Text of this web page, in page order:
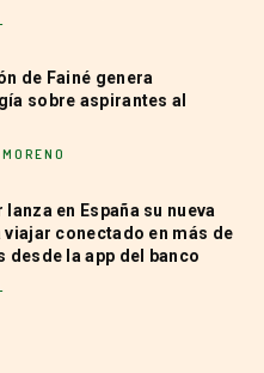
de Fainé genera
sobre aspirantes al
lanza en España su nueva
viajar conectado en más de
desde la app del banco